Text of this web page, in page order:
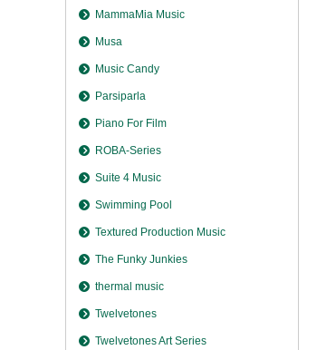
MammaMia Music
Musa
Music Candy
Parsiparla
Piano For Film
ROBA-Series
Suite 4 Music
Swimming Pool
Textured Production Music
The Funky Junkies
thermal music
Twelvetones
Twelvetones Art Series